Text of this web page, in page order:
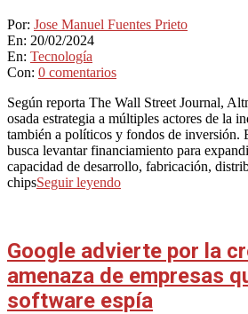
2024-
02-
20
Por: Jose Manuel Fuentes Prieto
En: 20/02/2024
En: Tecnología
Con: 0 comentarios
Según reporta The Wall Street Journal,
osada estrategia a múltiples actores de la
también a políticos y fondos de inversión.
busca levantar financiamiento para
capacidad de desarrollo, fabricación,
chipsSeguir leyendo
Google advierte por la
amenaza de empresas
software espía